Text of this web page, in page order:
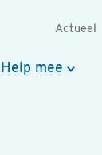
Actueel
Help mee